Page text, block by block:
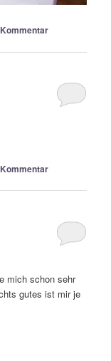
mich schon sehr
gutes ist mir je